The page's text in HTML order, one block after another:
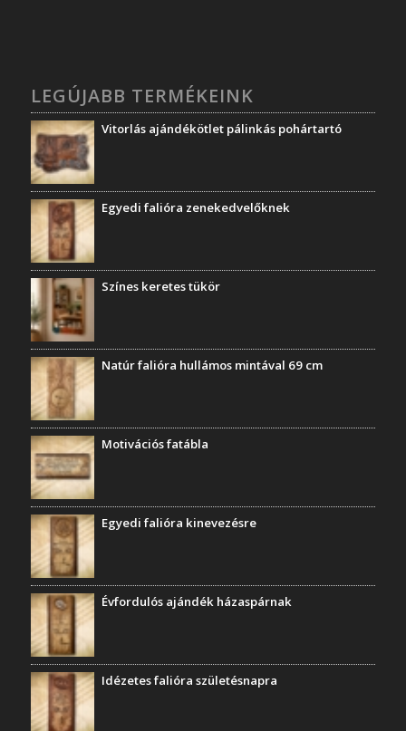
LEGÚJABB TERMÉKEINK
Vitorlás ajándékötlet pálinkás pohártartó
Egyedi falióra zenekedvelőknek
Színes keretes tükör
Natúr falióra hullámos mintával 69 cm
Motivációs fatábla
Egyedi falióra kinevezésre
Évfordulós ajándék házaspárnak
Idézetes falióra születésnapra